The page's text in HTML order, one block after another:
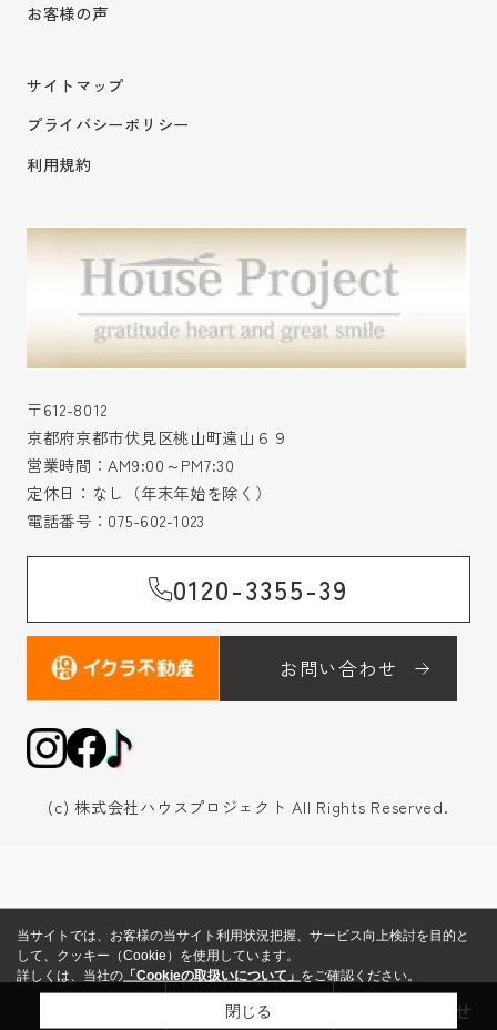
お客様の声
サイトマップ
プライバシーポリシー
利用規約
〒612-8012
京都府京都市伏見区桃山町遠山６９
営業時間：AM9:00～PM7:30
定休日：なし（年末年始を除く）
電話番号： 075-602-1023
0120-3355-39
お問い合わせ
(c) 株式会社ハウスプロジェクト All Rights Reserved.
売却査定 お問い合わせ
当サイトでは、お客様の当サイト利用状況把握、サービス向上検討を目的と
して、クッキー（Cookie）を使用しています。
詳しくは、当社の 「Cookieの取扱いについて」 をご確認ください。
閉じる